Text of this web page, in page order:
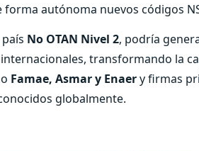
autónoma nuevos códigos
No OTAN Nivel 2, podría
transformando la
Famae, Asmar y Enaery firmas
globalmente.